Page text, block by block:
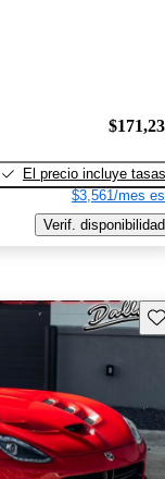
El precio incluye tasas
$3,561/mes
Verif. disponibilidad